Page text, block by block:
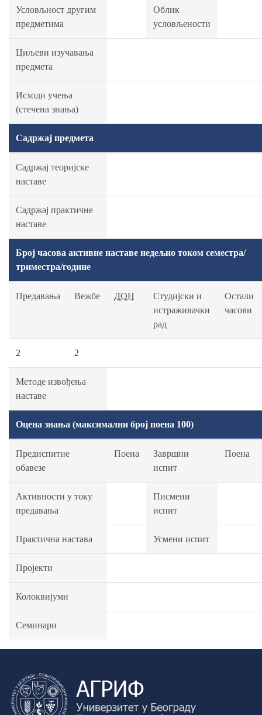
Условљност другим
предметима
Облик
условљености
Циљеви изучавања
предмета
Исходи учења
(стечена знања)
Садржај предмета
Садржај теоријске
наставе
Садржај практичне
наставе
Број часова активне наставе недељно током семестра/
триместра/године
Предавања Вежбе ДОН
Студијски и
истраживачки
рад
Остали
часови
2 2
Методе извођења
наставе
Оцена знања (максимални број поена 100)
Предиспитне
обавезе
Поена
Завршни
испит
Поена
Активности у току
предавања
Писмени
испит
Практична настава Усмени испит
Пројекти
Колоквијуми
Семинари